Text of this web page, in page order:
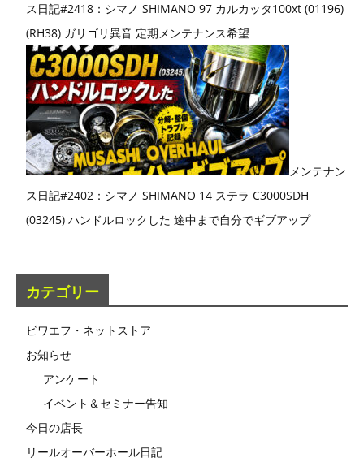
ス日記#2418：シマノ SHIMANO 97 カルカッタ100xt (01196)
(RH38) ガリゴリ異音 定期メンテナンス希望
メンテナン
ス日記#2402：シマノ SHIMANO 14 ステラ C3000SDH
(03245) ハンドルロックした 途中まで自分でギブアップ
カテゴリー
ビワエフ・ネットストア
お知らせ
アンケート
イベント＆セミナー告知
今日の店長
リールオーバーホール日記